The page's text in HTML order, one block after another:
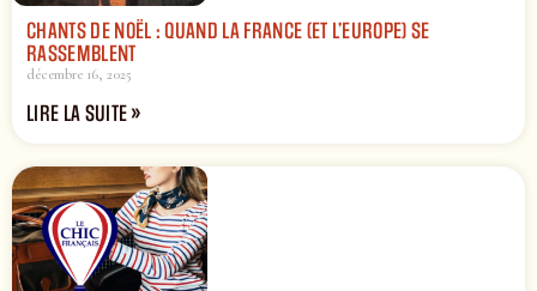
CHANTS DE NOËL : QUAND LA FRANCE (ET L’EUROPE) SE
RASSEMBLENT
décembre 16, 2025
LIRE LA SUITE »